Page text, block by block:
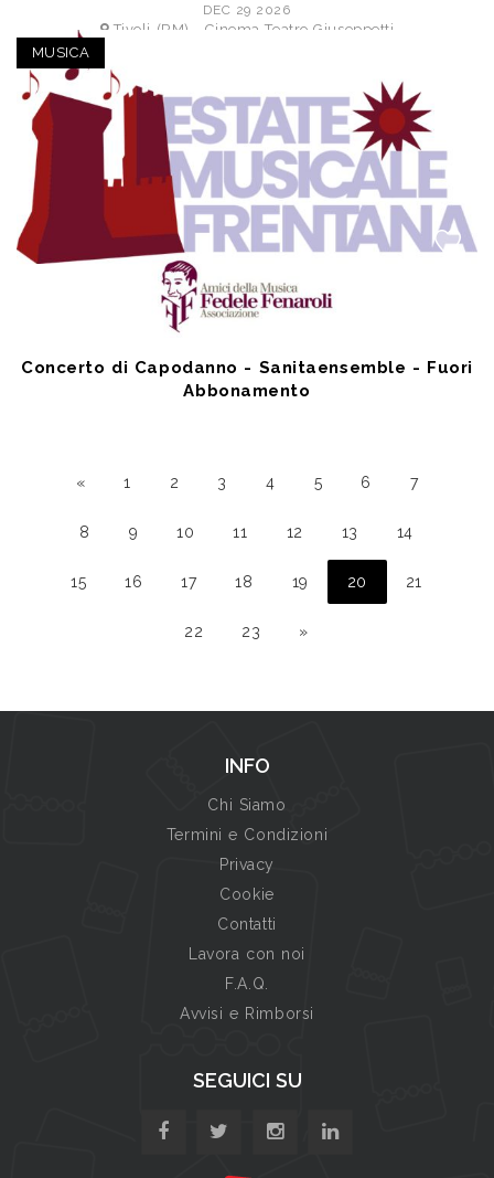
DEC 29 2026
Tivoli (RM) - Cinema Teatro Giuseppetti
MUSICA
Concerto di Capodanno - Sanitaensemble - Fuori
Abbonamento
« 1 2 3 4 5 6 7
8 9 10 11 12 13 14
15 16 17 18 19 20 21
22 23 »
INFO
Chi Siamo
Termini e Condizioni
Privacy
Cookie
Contatti
Lavora con noi
F.A.Q.
Avvisi e Rimborsi
SEGUICI SU